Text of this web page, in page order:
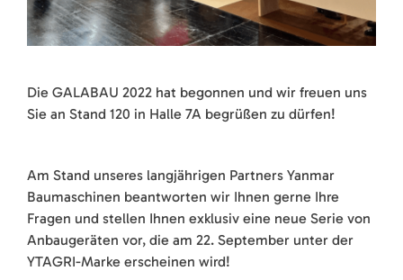
Die GALABAU 2022 hat begonnen und wir freuen uns
Sie an Stand 120 in Halle 7A begrüßen zu dürfen!
Am Stand unseres langjährigen Partners Yanmar
Baumaschinen beantworten wir Ihnen gerne Ihre
Fragen und stellen Ihnen exklusiv eine neue Serie von
Anbaugeräten vor, die am 22. September unter der
YTAGRI-Marke erscheinen wird!